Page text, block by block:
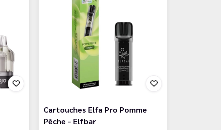
Cartouches Elfa Pro Pomme
Pêche - Elfbar